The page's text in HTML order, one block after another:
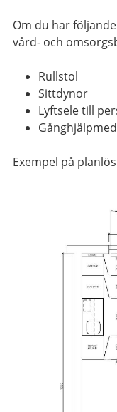
Om du har
vård- och
Rullstol
Sittdynor
Lyftsele till
Exempel på